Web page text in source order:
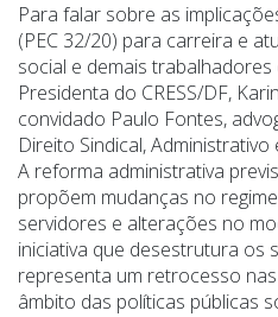
Para falar sobre as
(PEC 32/20) para carreira e
social e demais
Presidenta do CRESS/DF,
convidado Paulo Fontes,
Direito Sindical, Administrativo
A reforma administrativa
propõem mudanças no
servidores e alterações no
iniciativa que desestrutura os
representa um retrocesso
âmbito das políticas públicas